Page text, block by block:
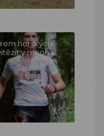
horských
v mnoha